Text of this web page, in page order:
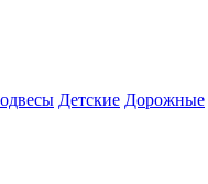
Детские Дорожные